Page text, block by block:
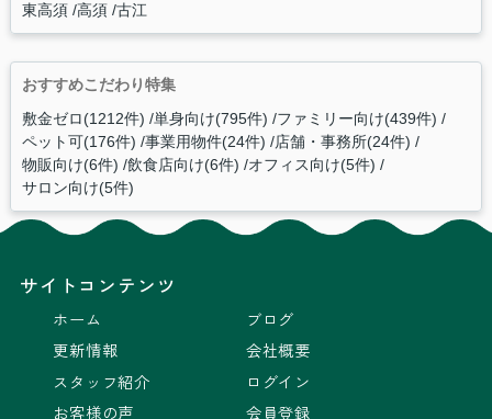
東高須 高須 古江
おすすめこだわり特集
敷金ゼロ(1212件) 単身向け(795件) ファミリー向け(439件)
ペット可(176件) 事業用物件(24件) 店舗・事務所(24件)
物販向け(6件) 飲食店向け(6件) オフィス向け(5件)
サロン向け(5件)
サイトコンテンツ
ホーム
更新情報
スタッフ紹介
お客様の声
ブログ
会社概要
ログイン
会員登録